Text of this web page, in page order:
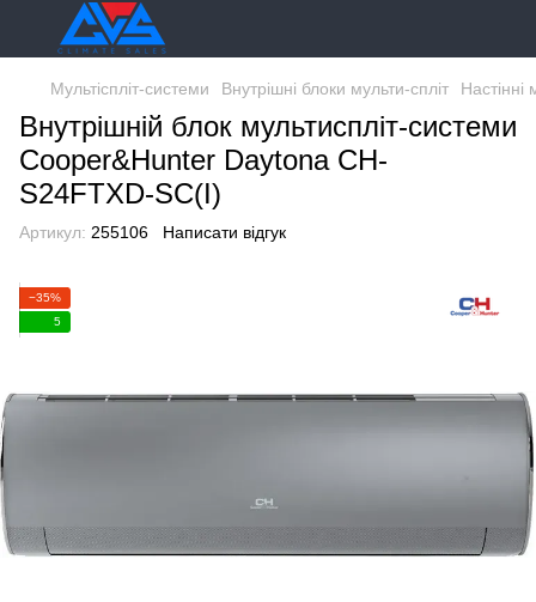
Мультіспліт-системи Внутрішні блоки мульти-спліт Настінні
Внутрішній блок мультиспліт-системи
Cooper&Hunter Daytona CH-
S24FTXD-SC(I)
Артикул: 255106 Написати відгук
−35%
5